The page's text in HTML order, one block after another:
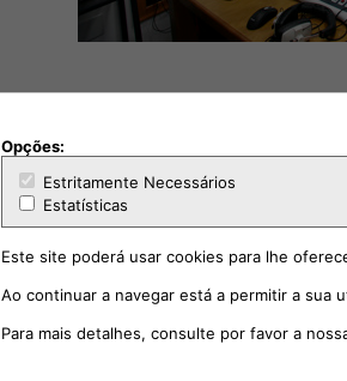
Festival Nacional de Gastronomia de
volta a Santarém entre 17 e 27 de
outubro
Opções:
Estritamente Necessários
Estatísticas
Este site poderá usar cookies para lhe
Ao continuar a navegar está a permitir a sua
Para mais detalhes, consulte por favor a